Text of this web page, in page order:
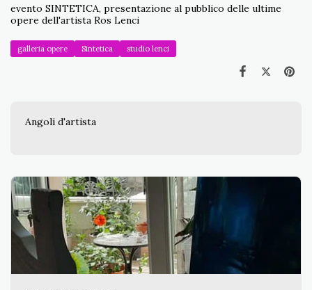
evento SINTETICA, presentazione al pubblico delle ultime
opere dell'artista Ros Lenci
galleria opere Sintetica studio lenci
Angoli d'artista